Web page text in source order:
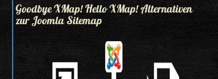
Goodbye XMap! Hello XMap! Alternativen
zur Joomla Sitemap